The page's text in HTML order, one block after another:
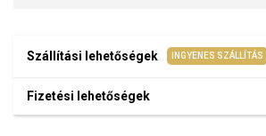
Szállítási lehetőségek INGYENES SZÁLLÍTÁS
Fizetési lehetőségek